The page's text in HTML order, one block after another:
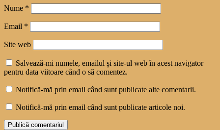
Nume *
Email *
Site web
Salvează-mi numele, emailul și site-ul web în acest navigator
pentru data viitoare când o să comentez.
Notifică-mă prin email când sunt publicate alte comentarii.
Notifică-mă prin email când sunt publicate articole noi.